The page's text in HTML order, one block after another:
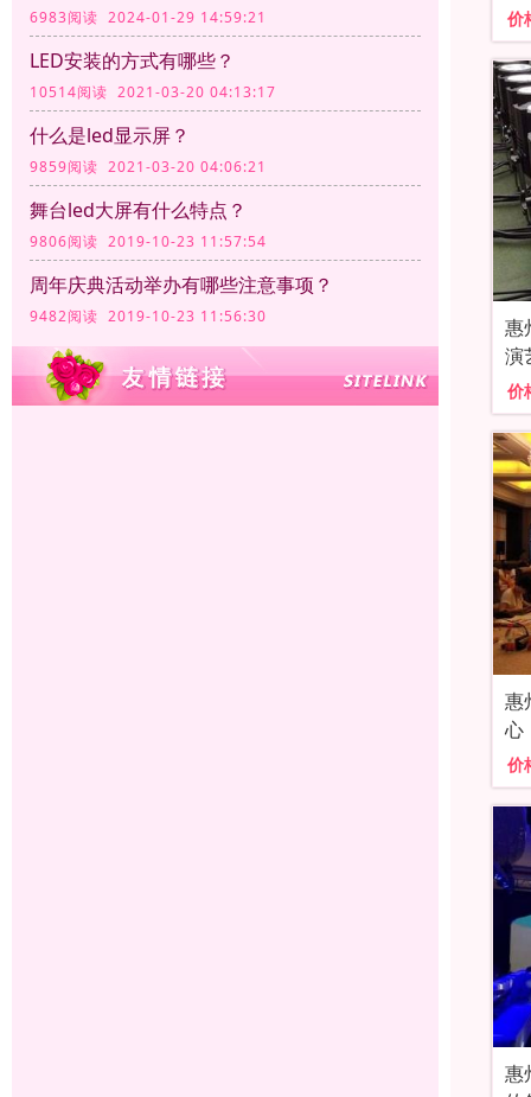
6983阅读 2024-01-29 14:59:21
LED安装的方式有哪些？
10514阅读 2021-03-20 04:13:17
什么是led显示屏？
9859阅读 2021-03-20 04:06:21
舞台led大屏有什么特点？
9806阅读 2019-10-23 11:57:54
周年庆典活动举办有哪些注意事项？
9482阅读 2019-10-23 11:56:30
价
惠
演
价
惠
心
价
惠